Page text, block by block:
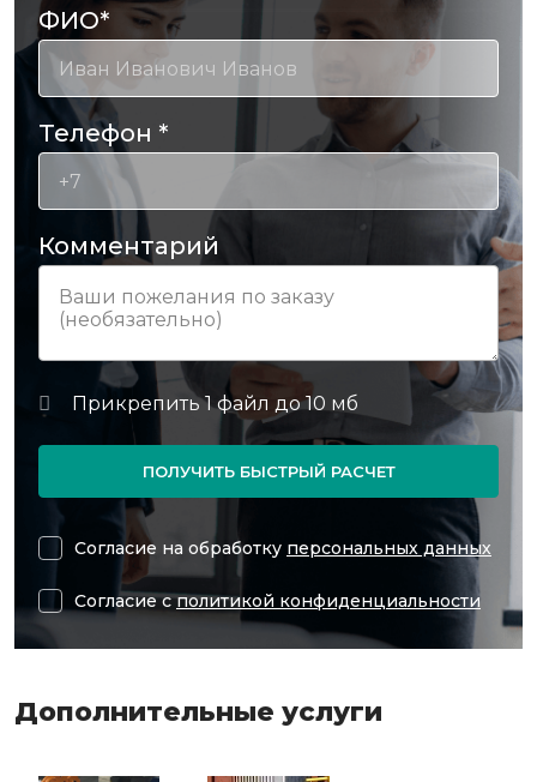
ФИО*
Телефон *
Комментарий
ПОЛУЧИТЬ БЫСТРЫЙ РАСЧЕТ
Согласие на обработку персональных данных
Согласие сполитикой конфиденциальности
Дополнительные услуги